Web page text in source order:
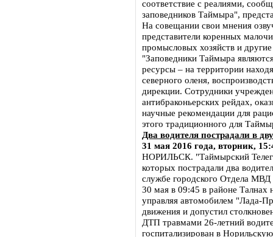
соответствие с реалиями,
заповедников Таймыра",
На совещании свои мнения
представители коренных
промысловых хозяйств и
"Заповедники Таймыра
ресурсы – на территории
северного оленя,
дирекции. Сотрудники
антибраконьерских рейдах,
научные рекомендации для
этого традиционного для
Два водителя пострадали в
31 мая 2016 года, вторник,
НОРИЛЬСК. "Таймырский
которых пострадали два
службе городского Отдела МВД
30 мая в 09:45 в районе
управляя автомобилем "Лада-
движения и допустил
ДТП травмами 26-летний
госпитализирован в